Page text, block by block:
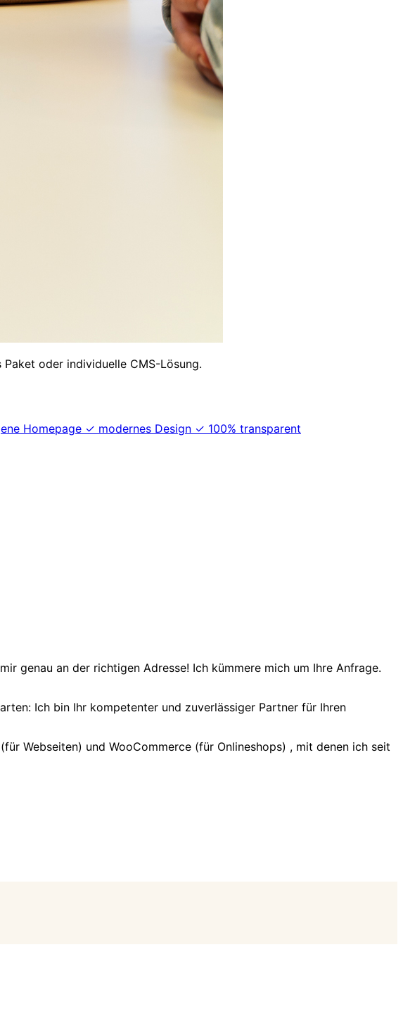
oder individuelle CMS-Lösung.
Homepage ✓ modernes Design ✓ 100% transparent
genau an der richtigen Adresse! Ich kümmere mich um Ihre Anfrage.
Ich bin Ihr kompetenter und zuverlässiger Partner für Ihren
Webseiten) und WooCommerce (für Onlineshops) , mit denen ich seit